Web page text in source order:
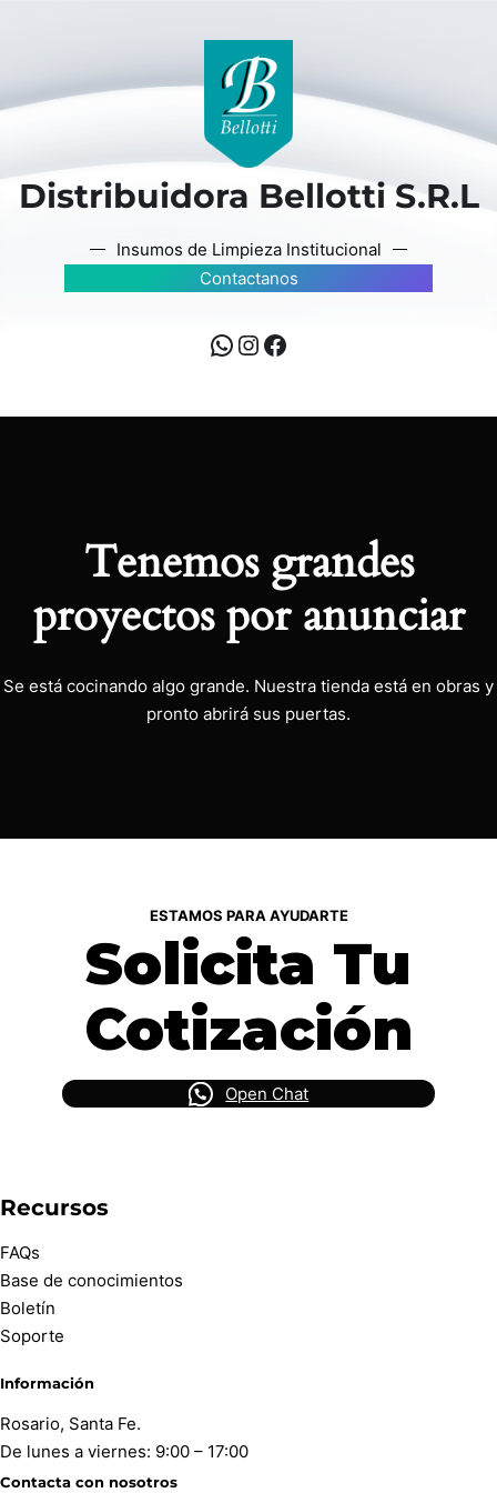
Distribuidora Bellotti S.R.L
Insumos de Limpieza Institucional
Contactanos
Tenemos grandes
proyectos por anunciar
Se está cocinando algo grande. Nuestra tienda está en obras y
pronto abrirá sus puertas.
ESTAMOS PARA AYUDARTE
Solicita Tu
Cotización
Open Chat
Recursos
FAQs
Base de conocimientos
Boletín
Soporte
Información
Rosario, Santa Fe.
De lunes a viernes: 9:00 – 17:00
Contacta con nosotros